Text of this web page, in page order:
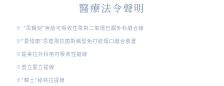
醫療法令聲明
※“思輯刻”無結可吸收性聚對二氧環已酮外科縫合線
※”愛惜康”思達飛抗菌對稱型免打結傷口縫合裝置
※提美拉外科用可吸收性縫線
※塑立愛立提線
※“韓士”秘特拉提線